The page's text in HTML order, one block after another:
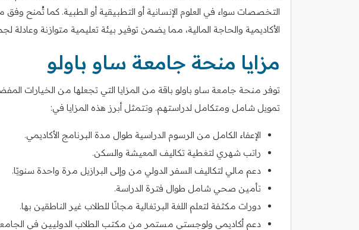
التخصصات سواء في العلوم الإنسانية أو التطبيقية أو الطبية. كما تُمنح وفق
الأكاديمية والحاجة المالية، مما يضمن توفير بيئة تعليمية متوازنة وعادلة
مزايا منحة جامعة ساو باولو
توفر منحة جامعة ساو باولو باقة من المزايا التي تجعلها من الخيارات
تمويل شامل ومتكامل لدراستهم. وتتمثل أبرز هذه المزايا في:
الإعفاء الكامل من الرسوم الدراسية طوال مدة البرنامج الأكاديمي.
راتب شهري لتغطية تكاليف المعيشة والسكن.
دعم مالي لتكاليف السفر الدولي من وإلى البرازيل مرة واحدة سنويًا.
تأمين صحي شامل طوال فترة الدراسة.
دورات مكثفة لتعلم اللغة البرتغالية مجانًا للطلاب غير الناطقين بها.
دعم أكاديمي ولوجستي مستمر من مكتب الطلاب الدوليين في